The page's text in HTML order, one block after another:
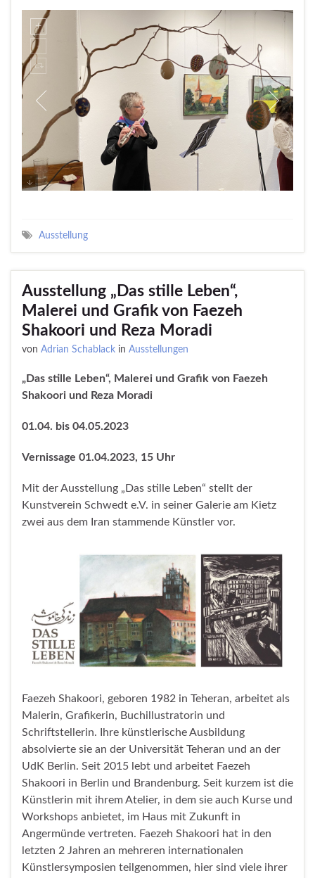
Ausstellung
Ausstellung „Das stille Leben“,
Malerei und Grafik von Faezeh
Shakoori und Reza Moradi
von Adrian Schablack in Ausstellungen
„Das stille Leben“, Malerei und Grafik von Faezeh
Shakoori und Reza Moradi
01.04. bis 04.05.2023
Vernissage 01.04.2023, 15 Uhr
Mit der Ausstellung „Das stille Leben“ stellt der
Kunstverein Schwedt e.V. in seiner Galerie am Kietz
zwei aus dem Iran stammende Künstler vor.
Faezeh Shakoori, geboren 1982 in Teheran, arbeitet als
Malerin, Grafikerin, Buchillustratorin und
Schriftstellerin. Ihre künstlerische Ausbildung
absolvierte sie an der Universität Teheran und an der
UdK Berlin. Seit 2015 lebt und arbeitet Faezeh
Shakoori in Berlin und Brandenburg. Seit kurzem ist die
Künstlerin mit ihrem Atelier, in dem sie auch Kurse und
Workshops anbietet, im Haus mit Zukunft in
Angermünde vertreten. Faezeh Shakoori hat in den
letzten 2 Jahren an mehreren internationalen
Künstlersymposien teilgenommen, hier sind viele ihrer